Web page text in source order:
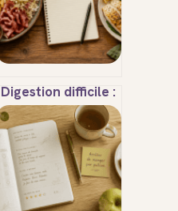
Digestion difficile :
quels aliments
éviter pour
stopper les
ballonnements et
retrouver un
ventre plat ?